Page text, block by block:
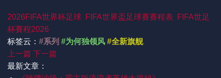
2026FIFA世界杯足球 FIFA世界盃足球賽賽程表
FIFA世足
杯賽程2026
标签云： #系列 #为何独领风 #全新旗舰
上一篇 下一篇
最新文章：